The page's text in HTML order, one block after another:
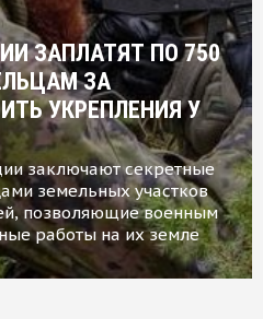
ЗАПЛАТЯТ ПО 750
ЗА
УКРЕПЛЕНИЯ У
заключают секретные
земельных участков
позволяющие военным
работы на их земле